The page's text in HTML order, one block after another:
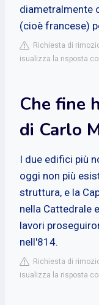
diametralmente
(cioè francese)
Richiesta di
isualizza la risposta
Che fine
di Carlo
I due edifici più
oggi non più
struttura, e la
nella Cattedrale
lavori
nell'814.
Richiesta di
isualizza la risposta